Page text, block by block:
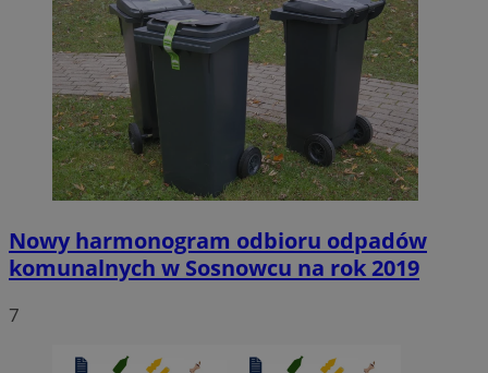
Nowy harmonogram odbioru odpadów
komunalnych w Sosnowcu na rok 2019
7